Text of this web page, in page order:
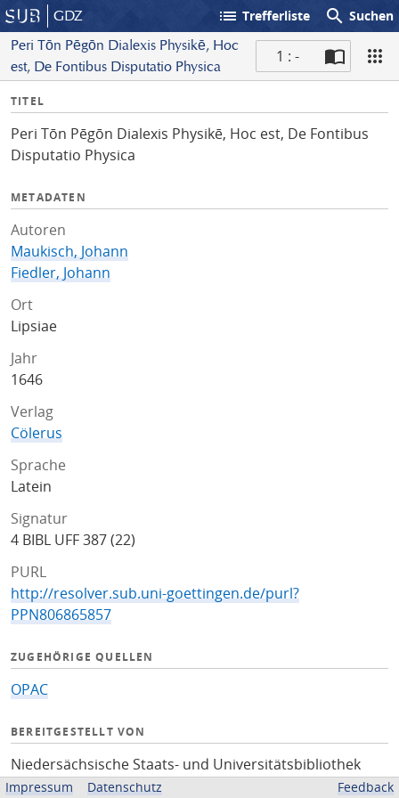
GDZ list Trefferliste search Suchen
Peri Tōn Pēgōn Dialexis Physikē, Hoc
est, De Fontibus Disputatio Physica
1 : -
I
f
o
TITEL
Peri Tōn Pēgōn Dialexis Physikē, Hoc est, De Fontibus
Disputatio Physica
METADATEN
Autoren
Maukisch, Johann
Fiedler, Johann
Ort
Lipsiae
Jahr
1646
Verlag
Cölerus
Sprache
Latein
Signatur
4 BIBL UFF 387 (22)
PURL
http://resolver.sub.uni-goettingen.de/purl?
PPN806865857
ZUGEHÖRIGE QUELLEN
OPAC
BEREITGESTELLT VON
Niedersächsische Staats- und Universitätsbibliothek
Göttingen
Impressum Datenschutz Feedback